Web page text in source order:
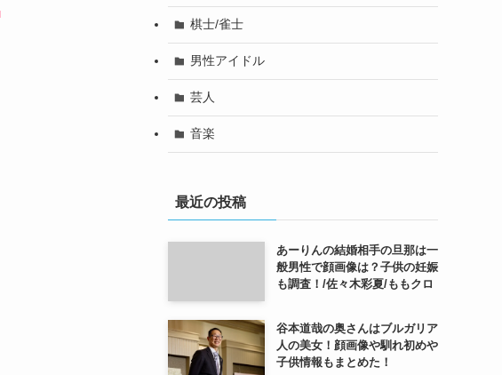
棋士/雀士
男性アイドル
芸人
音楽
最近の投稿
あーりんの結婚相手の旦那は一
般男性で顔画像は？子供の妊娠
も調査！/佐々木彩夏/ももクロ
谷本道哉の奥さんはブルガリア
人の美女！顔画像や馴れ初めや
子供情報もまとめた！